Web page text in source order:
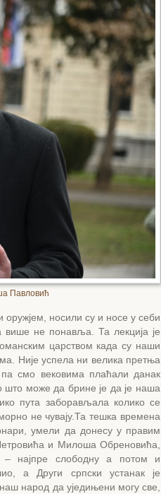
Павловић
оружјем, носили су и носе у себи
више не понавља. Та лекција је
царством када су наши
Није успела ни велика претња
смо вековима плаћали данак
што може да брине је да је наша
пута заборављала колико се
не чувају.Та тешка времена
умели да донесу у правим
и Милоша Обреновића,
– најпре слободну а потом и
а Други српски устанак је
народ да уједињени могу све,